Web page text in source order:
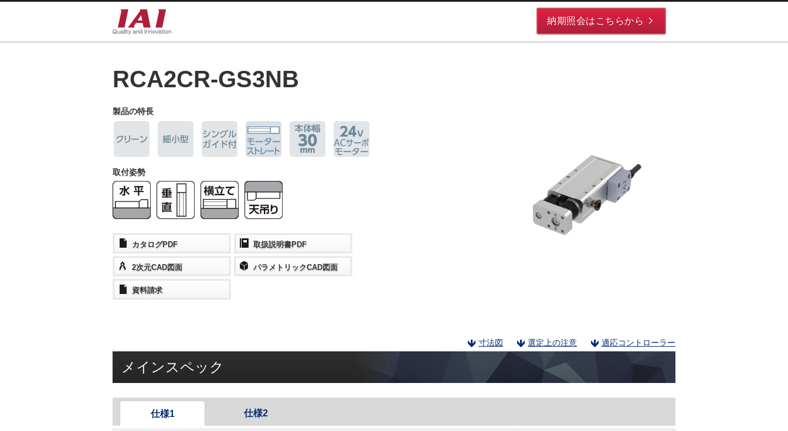
納期照会はこちらから
RCA2CR-GS3NB
製品の特長
取付姿勢
カタログPDF
2次元CAD図面
資料請求
取扱説明書PDF
パラメトリックCAD図面
寸法図 選定上の注意 適応コントローラー
メインスペック
仕様1 仕様2